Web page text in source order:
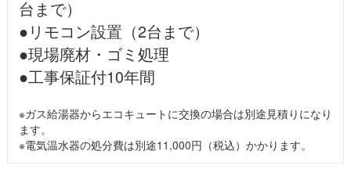
台まで）
●リモコン設置（2台まで）
●現場廃材・ゴミ処理
●工事保証付10年間
※ガス給湯器からエコキュートに交換の場合は別途見積りになり
ます。
※電気温水器の処分費は別途11,000円（税込）かかります。